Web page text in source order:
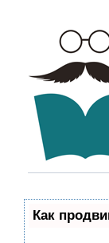
Как